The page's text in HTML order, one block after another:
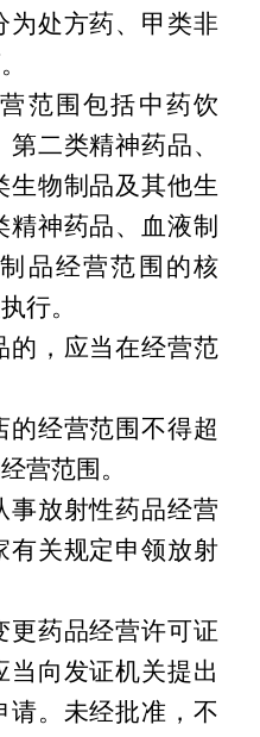
为处方药、甲类非
范围包括中药饮
二类精神药品、
生物制品及其他生
精神药品、血液制
品经营范围 的核
行。
的，应当在经营范
的经营范围不得超
营范围。
事放射性药品经营
有关规定申领放射
更药品经营许可证
向发证机关提出
请。未经批准，不